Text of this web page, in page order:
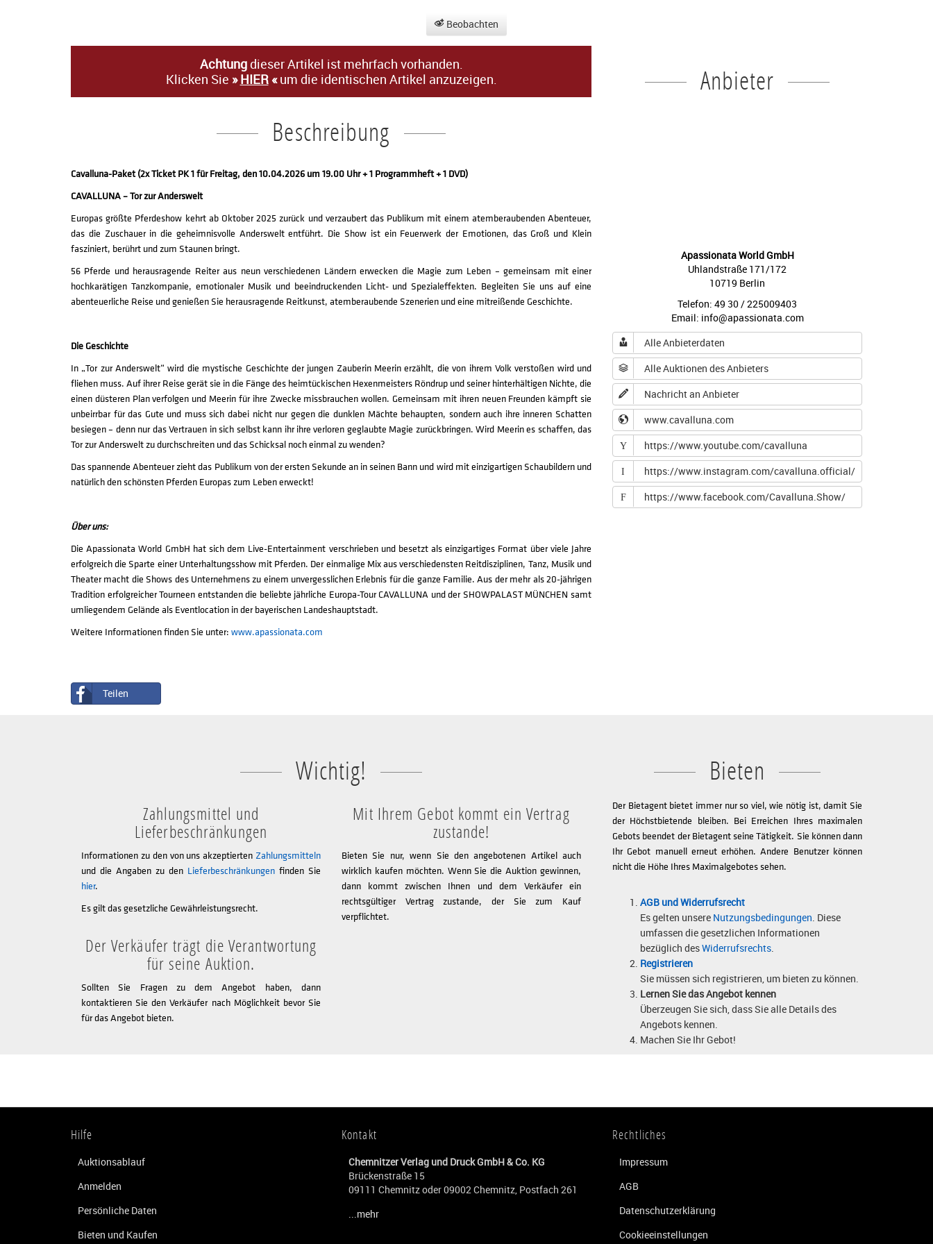
Beobachten
Achtungdieser Artikel ist mehrfach vorhanden.
Klicken Sie »HIER«um die identischen Artikel anzuzeigen.
Beschreibung
Cavalluna-Paket (2x Ticket PK 1 für Freitag, den 10.04.2026 um 19.00 Uhr + 1 Programmheft + 1 DVD)
CAVALLUNA – Tor zur Anderswelt
Europas größte Pferdeshow kehrt ab Oktober 2025 zurück und verzaubert das Publikum mit einem atemberaubenden Abenteuer,
das die Zuschauer in die geheimnisvolle Anderswelt entführt. Die Show ist ein Feuerwerk der Emotionen, das Groß und Klein
fasziniert, berührt und zum Staunen bringt.
56 Pferde und herausragende Reiter aus neun verschiedenen Ländern erwecken die Magie zum Leben – gemeinsam mit einer
hochkarätigen Tanzkompanie, emotionaler Musik und beeindruckenden Licht- und Spezialeffekten. Begleiten Sie uns auf eine
abenteuerliche Reise und genießen Sie herausragende Reitkunst, atemberaubende Szenerien und eine mitreißende Geschichte.
Die Geschichte
In „Tor zur Anderswelt“ wird die mystische Geschichte der jungen Zauberin Meerin erzählt, die von ihrem Volk verstoßen wird und
fliehen muss. Auf ihrer Reise gerät sie in die Fänge des heimtückischen Hexenmeisters Röndrup und seiner hinterhältigen Nichte, die
einen düsteren Plan verfolgen und Meerin für ihre Zwecke missbrauchen wollen. Gemeinsam mit ihren neuen Freunden kämpft sie
unbeirrbar für das Gute und muss sich dabei nicht nur gegen die dunklen Mächte behaupten, sondern auch ihre inneren Schatten
besiegen – denn nur das Vertrauen in sich selbst kann ihr ihre verloren geglaubte Magie zurückbringen. Wird Meerin es schaffen, das
Tor zur Anderswelt zu durchschreiten und das Schicksal noch einmal zu wenden?
Das spannende Abenteuer zieht das Publikum von der ersten Sekunde an in seinen Bann und wird mit einzigartigen Schaubildern und
natürlich den schönsten Pferden Europas zum Leben erweckt!
Über uns:
Die Apassionata World GmbH hat sich dem Live-Entertainment verschrieben und besetzt als einzigartiges Format über viele Jahre
erfolgreich die Sparte einer Unterhaltungsshow mit Pferden. Der einmalige Mix aus verschiedensten Reitdisziplinen, Tanz, Musik und
Theater macht die Shows des Unternehmens zu einem unvergesslichen Erlebnis für die ganze Familie. Aus der mehr als 20-jährigen
Tradition erfolgreicher Tourneen entstanden die beliebte jährliche Europa-Tour CAVALLUNA und der SHOWPALAST MÜNCHEN samt
umliegendem Gelände als Eventlocation in der bayerischen Landeshauptstadt.
Weitere Informationen finden Sie unter: www.apassionata.com
Teilen
Anbieter
Apassionata World GmbH
Uhlandstraße 171/172
10719 Berlin
Telefon: 49 30 / 225009403
Email: info@apassionata.com
Alle Anbieterdaten
Alle Auktionen des Anbieters
Nachricht an Anbieter
www.cavalluna.com
Y https://www.youtube.com/cavalluna
I https://www.instagram.com/cavalluna.official/
F https://www.facebook.com/Cavalluna.Show/
Wichtig!
Zahlungsmittel und
Lieferbeschränkungen
Informationen zu den von uns akzeptierten Zahlungsmitteln
und die Angaben zu den Lieferbeschränkungen finden Sie
hier.
Es gilt das gesetzliche Gewährleistungsrecht.
Der Verkäufer trägt die Verantwortung
für seine Auktion.
Sollten Sie Fragen zu dem Angebot haben, dann
kontaktieren Sie den Verkäufer nach Möglichkeit bevor Sie
für das Angebot bieten.
Mit Ihrem Gebot kommt ein Vertrag
zustande!
Bieten Sie nur, wenn Sie den angebotenen Artikel auch
wirklich kaufen möchten. Wenn Sie die Auktion gewinnen,
dann kommt zwischen Ihnen und dem Verkäufer ein
rechtsgültiger Vertrag zustande, der Sie zum Kauf
verpflichtet.
Bieten
Der Bietagent bietet immer nur so viel, wie nötig ist, damit Sie
der Höchstbietende bleiben. Bei Erreichen Ihres maximalen
Gebots beendet der Bietagent seine Tätigkeit. Sie können dann
Ihr Gebot manuell erneut erhöhen. Andere Benutzer können
nicht die Höhe Ihres Maximalgebotes sehen.
AGB und Widerrufsrecht
Es gelten unsere Nutzungsbedingungen. Diese
umfassen die gesetzlichen Informationen
bezüglich desWiderrufsrechts.
Registrieren
Sie müssen sich registrieren, um bieten zu können.
Lernen Sie das Angebot kennen
Überzeugen Sie sich, dass Sie alle Details des
Angebots kennen.
Machen Sie Ihr Gebot!
Hilfe
Auktionsablauf
Anmelden
Persönliche Daten
Bieten und Kaufen
Kontakt
Chemnitzer Verlag und Druck GmbH & Co. KG
Brückenstraße 15
09111 Chemnitz oder 09002 Chemnitz, Postfach 261
...mehr
Rechtliches
Impressum
AGB
Datenschutzerklärung
Cookieeinstellungen